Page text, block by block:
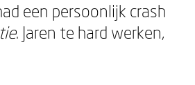
een persoonlijk crash
. Jaren te hard werken,